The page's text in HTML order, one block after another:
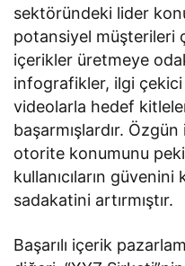
sektöründeki lider
potansiyel müşterileri
içerikler üretmeye
infografikler, ilgi çekici
videolarla hedef
başarmışlardır.
otorite konumunu
kullanıcıların
sadakatini artırmıştır.
Başarılı içerik